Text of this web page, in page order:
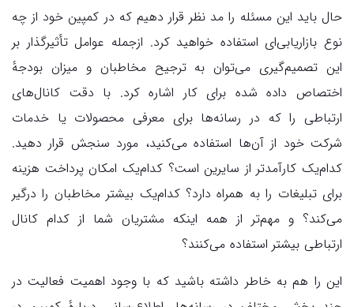
حال باید این مسئله را مد نظر قرار دهیم که در کمپین خود از چه
نوع بازاریابی‌ای استفاده خواهید کرد. ازجمله عوامل تأثیرگذار بر
این تصمیم‌گیری می‌توان به ترجیح مخاطبان و میزان بودجهٔ
اختصاص داده شده برای کار اشاره کرد. با دقت کانال‌های
ارتباطی را که در رسانه‌ها برای معرفی محصولات یا خدمات
شرکت خود از آن‌ها استفاده می‌کنید، مورد سنجش قرار دهید.
کدام‌یک کارآمدتر از سایرین است؟ کدام‌یک امکان پرداخت هزینه
برای تبلیغات را به همراه دارد؟ کدام‌یک بیشتر مخاطبان را درگیر
می‌کند؟ و مهم‌تر از همه اینکه مشتریان شما از کدام کانال
ارتباطی بیشتر استفاده می‌کنند؟
این را هم به خاطر داشته باشید که با وجود اهمیت فعالیت در